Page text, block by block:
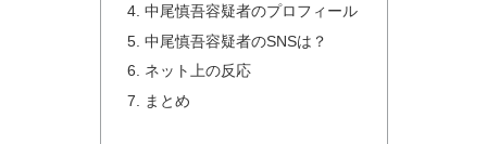
中尾慎吾容疑者のプロフィール
中尾慎吾容疑者のSNSは？
ネット上の反応
まとめ